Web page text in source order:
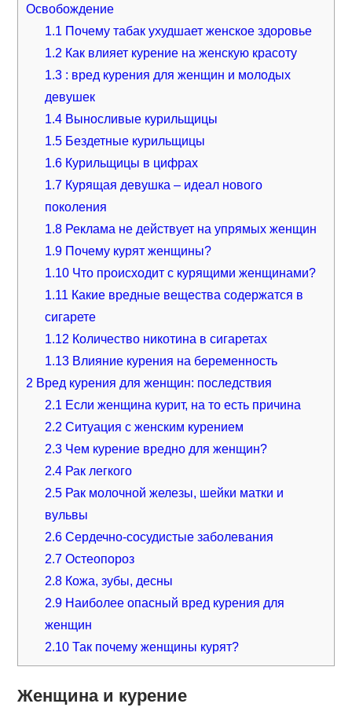
Освобождение
1.1 Почему табак ухудшает женское здоровье
1.2 Как влияет курение на женскую красоту
1.3: вред курения для женщин и молодых
девушек
1.4Выносливые курильщицы
1.5Бездетные курильщицы
1.6Курильщицы в цифрах
1.7Курящая девушка – идеал нового
поколения
1.8Реклама не действует на упрямых женщин
1.9Почему курят женщины?
1.10Что происходит с курящими женщинами?
1.11 Какие вредные вещества содержатся в
сигарете
1.12 Количество никотина в сигаретах
1.13Влияние курения на беременность
2 Вред курения для женщин: последствия
2.1 Если женщина курит, на то есть причина
2.2 Ситуация с женским курением
2.3Чем курение вредно для женщин?
2.4Рак легкого
2.5Рак молочной железы, шейки матки и
вульвы
2.6Сердечно-сосудистые заболевания
2.7Остеопороз
2.8Кожа, зубы, десны
2.9Наиболее опасный вред курения для
женщин
2.10Так почему женщины курят?
Женщина и курение